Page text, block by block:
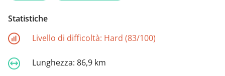
Statistiche
Livello di difficoltà: Hard (83/100)
Lunghezza: 86,9 km